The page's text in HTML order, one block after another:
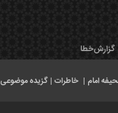
گزارش‌خطا
امام | خاطرات |گزیده موضوعی